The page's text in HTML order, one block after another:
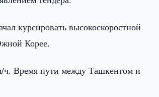
курсировать высокоскоростной
Корее.
ч. Время пути между Ташкентом и